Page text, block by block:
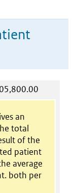
an
total
of the
patient
average
both per